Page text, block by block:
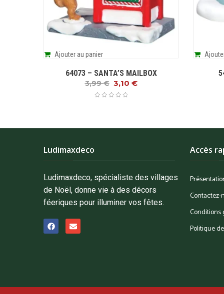
Ajouter au panier
64073 – SANTA’S MAILBOX
3,99€ 3,10 €
Ludimaxdeco
Ludimaxdeco, spécialiste des villages
de Noël, donne vie à des décors
féeriques pour illuminer vos fêtes.
Accès
Contactez-
Conditions
Politique